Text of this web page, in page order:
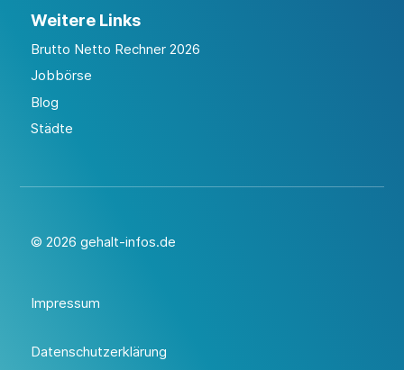
Weitere Links
Brutto Netto Rechner 2026
Jobbörse
Blog
Städte
© 2026 gehalt-infos.de
Impressum
Datenschutzerklärung